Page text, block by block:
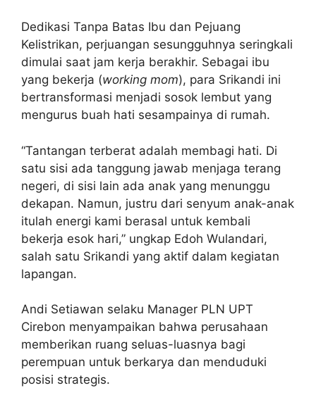
Dedikasi Tanpa Batas Ibu dan Pejuang
Kelistrikan, perjuangan sesungguhnya seringkali
dimulai saat jam kerja berakhir. Sebagai ibu
yang bekerja (working mom), para Srikandi ini
bertransformasi menjadi sosok lembut yang
mengurus buah hati sesampainya di rumah.
“Tantangan terberat adalah membagi hati. Di
satu sisi ada tanggung jawab menjaga terang
negeri, di sisi lain ada anak yang menunggu
dekapan. Namun, justru dari senyum anak-anak
itulah energi kami berasal untuk kembali
bekerja esok hari,” ungkap Edoh Wulandari,
salah satu Srikandi yang aktif dalam kegiatan
lapangan.
Andi Setiawan selaku Manager PLN UPT
Cirebon menyampaikan bahwa perusahaan
memberikan ruang seluas-luasnya bagi
perempuan untuk berkarya dan menduduki
posisi strategis.